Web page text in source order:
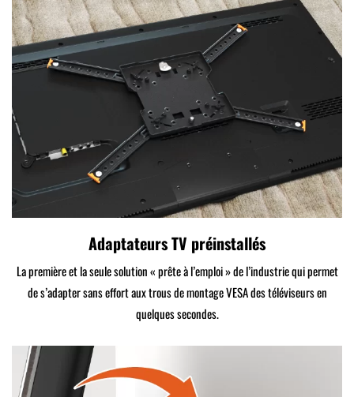
Adaptateurs TV préinstallés
La première et la seule solution « prête à l’emploi » de l’industrie qui permet
de s’adapter sans effort aux trous de montage VESA des téléviseurs en
quelques secondes.